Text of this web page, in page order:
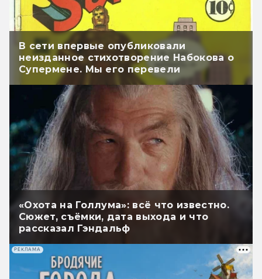
В сети впервые опубликовали
неизданное стихотворение Набокова о
Супермене. Мы его перевели
«Охота на Голлума»: всё что известно.
Сюжет, съёмки, дата выхода и что
рассказал Гэндальф
РЕКЛАМА